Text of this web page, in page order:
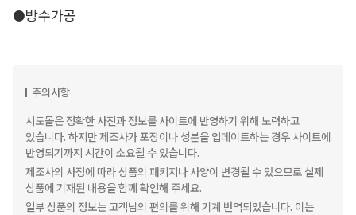
●방수가공
주의사항
시도몰은 정확한 사진과 정보를 사이트에 반영하기 위해 노력하고
있습니다. 하지만 제조사가 포장이나 성분을 업데이트하는 경우 사이트에
반영되기까지 시간이 소요될 수 있습니다.
제조사의 사정에 따라 상품의 패키지나 사양이 변경될 수 있으므로 실제
상품에 기재된 내용을 함께 확인해 주세요.
일부 상품의 정보는 고객님의 편의를 위해 기계 번역되었습니다. 이는